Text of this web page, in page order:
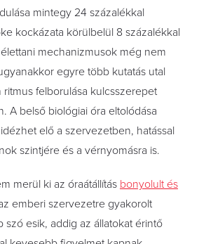
mintegy 24 százalékkal
kockázata körülbelül 8 százalékkal
mechanizmusok még nem
egyre több kutatás utal
ritmus felborulása kulcsszerepet
A belső biológiai óra eltolódása
elő a szervezetben, hatással
szintjére és a vérnyomásra is.
merül ki az óraátállítás bonyolult és
emberi szervezetre gyakorolt
szó esik, addig az állatokat érintő